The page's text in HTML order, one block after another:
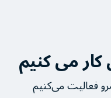
می کنیم